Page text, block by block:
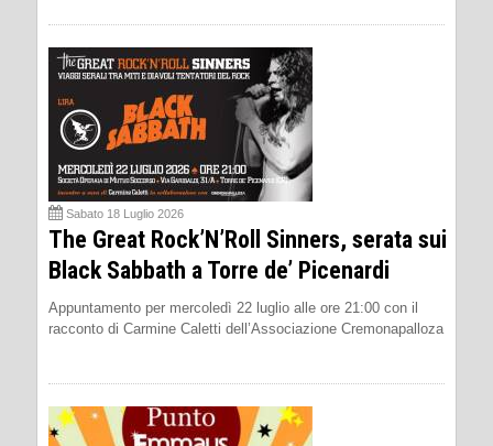
Sabato 18 Luglio 2026
The Great Rock’N’Roll Sinners, serata sui
Black Sabbath a Torre de’ Picenardi
Appuntamento per mercoledì 22 luglio alle ore 21:00 con il
racconto di Carmine Caletti dell’Associazione Cremonapalloza